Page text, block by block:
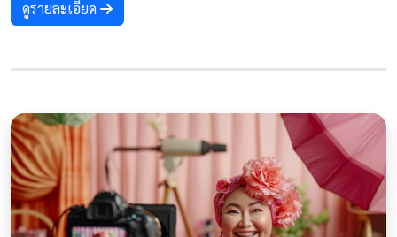
ดูรายละเอียด